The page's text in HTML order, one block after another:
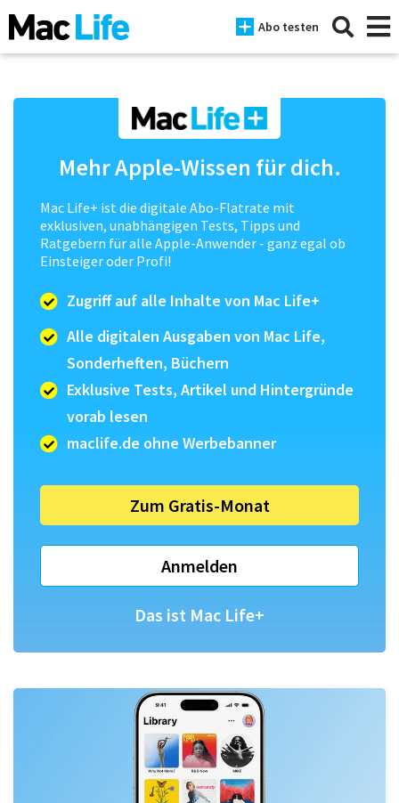
Abo testen
iPhone
Mac
iPad
Tests
Tipps
Magazine
Über uns
Podcast
Anmelden
Mehr Apple-Wissen für dich.
Mac Life+ ist die digitale Abo-Flatrate mit
exklusiven, unabhängigen Tests, Tipps und
Ratgebern für alle Apple-Anwender - ganz egal ob
Einsteiger oder Profi!
Zugriff auf alle Inhalte von Mac Life+
Alle digitalen Ausgaben von Mac Life,
Sonderheften, Büchern
Exklusive Tests, Artikel und Hintergründe
vorab lesen
maclife.de ohne Werbebanner
Zum Gratis-Monat
Anmelden
Das ist Mac Life+